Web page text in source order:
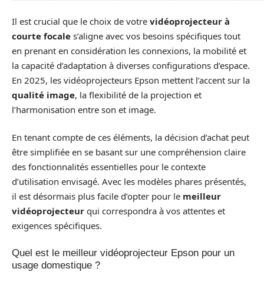
Il est crucial que le choix de votre vidéoprojecteur à
courte focale s’aligne avec vos besoins spécifiques tout
en prenant en considération les connexions, la mobilité et
la capacité d’adaptation à diverses configurations d’espace.
En 2025, les vidéoprojecteurs Epson mettent l’accent sur la
qualité image, la flexibilité de la projection et
l’harmonisation entre son et image.
En tenant compte de ces éléments, la décision d’achat peut
être simplifiée en se basant sur une compréhension claire
des fonctionnalités essentielles pour le contexte
d’utilisation envisagé. Avec les modèles phares présentés,
il est désormais plus facile d’opter pour le meilleur
vidéoprojecteur qui correspondra à vos attentes et
exigences spécifiques.
Quel est le meilleur vidéoprojecteur Epson pour un
usage domestique ?